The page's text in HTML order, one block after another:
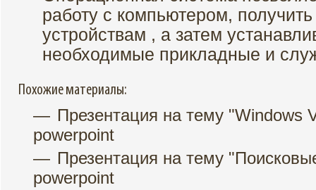
работу с компьютером, получить
устройствам , а затем
необходимые прикладные и
Похожие материалы:
Презентация на тему "Windows
powerpoint
Презентация на тему
powerpoint